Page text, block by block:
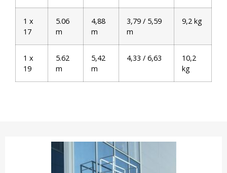
1 x
17
5.06
m
4,88
m
3,79 / 5,59
m
9,2 kg
1 x
19
5.62
m
5,42
m
4,33 / 6,63
10,2
kg